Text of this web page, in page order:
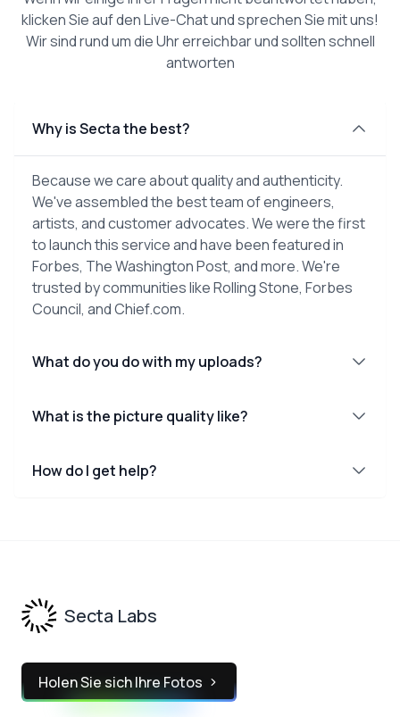
klicken Sie auf den Live-Chat und sprechen Sie mit uns!
Wir sind rund um die Uhr erreichbar und sollten schnell
antworten
Why is Secta the best?
Because we care about quality and authenticity.
We've assembled the best team of engineers,
artists, and customer advocates. We were the first
to launch this service and have been featured in
Forbes, The Washington Post, and more. We're
trusted by communities like Rolling Stone, Forbes
Council, and Chief.com.
What do you do with my uploads?
What is the picture quality like?
How do I get help?
Secta Labs
Holen Sie sich Ihre Fotos